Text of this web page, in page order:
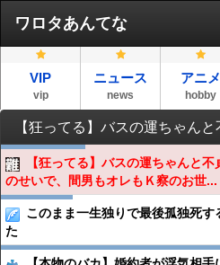
ワロタあんてな
VIP
vip
ニュース
news
アニメ
hobby
【狂ってる】バスの運ちゃんと
のせいで、間男もオレもＫ察のお世...
このまま一生独りで最後孤独死
た